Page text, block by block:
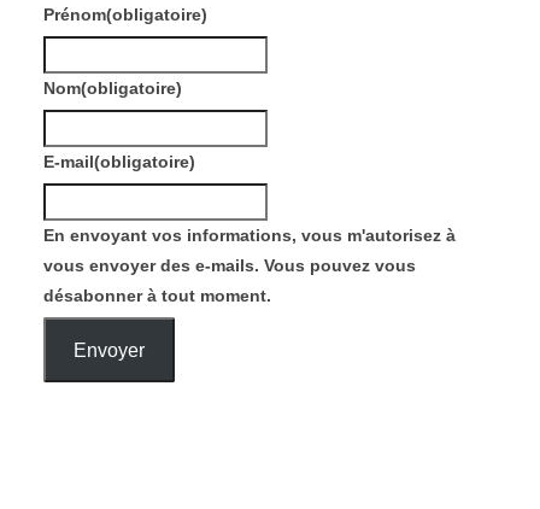
Prénom(obligatoire)
Nom(obligatoire)
E-mail(obligatoire)
En envoyant vos informations, vous m'autorisez à
vous envoyer des e-mails. Vous pouvez vous
désabonner à tout moment.
Envoyer